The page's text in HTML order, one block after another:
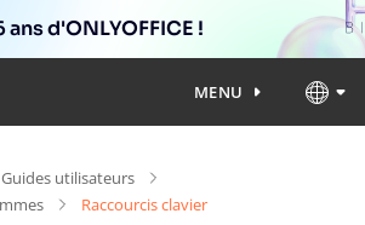
ans d'ONLYOFFICE !
MENU
Guides utilisateurs
Raccourcis clavier